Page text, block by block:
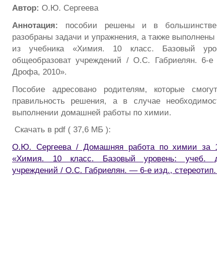
Автор: О.Ю. Сергеева
Аннотация: пособии решены и в
разобраны задачи и упражнения, а также выполнены
из учебника «Химия. 10 класс. Базовый
общеобразоват учреждений / О.С. Габриелян. 6-
Дрофа, 2010».
Пособие адресовано родителям, которые смогут
правильность решения, а в случае
выполнении домашней работы по химии.
Скачать в pdf ( 37,6 МБ ):
О.Ю. Сергеева / Домашняя работа по химии за
«Химия. 10 класс. Базовый уровень: учеб.
учреждений / О.С. Габриелян. — 6-е изд.,